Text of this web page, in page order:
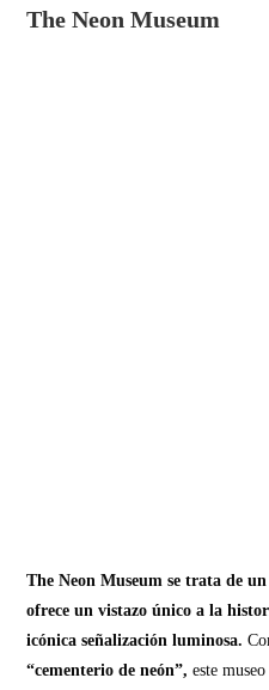
The Neon Museum
The Neon Museum se trata de
ofrece un vistazo único a la
icónica señalización luminosa.
“cementerio de neón”, este